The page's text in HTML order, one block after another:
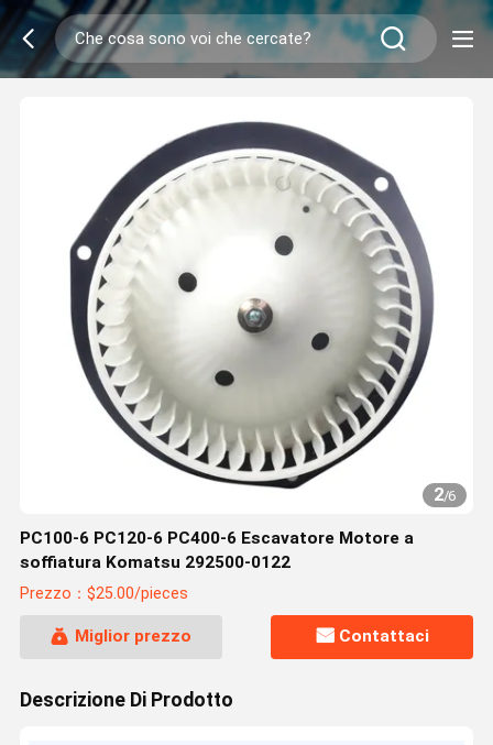
2/6
PC100-6 PC120-6 PC400-6 Escavatore Motore a
soffiatura Komatsu 292500-0122
Prezzo：$25.00/pieces
Miglior prezzo Contattaci
Descrizione Di Prodotto